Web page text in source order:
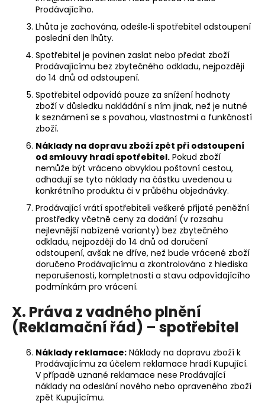
Prodávajícího.
Lhůta je zachována, odešle‑li spotřebitel odstoupení
poslední den lhůty.
Spotřebitel je povinen zaslat nebo předat zboží
Prodávajícímu bez zbytečného odkladu, nejpozději
do 14 dnů od odstoupení.
Spotřebitel odpovídá pouze za snížení hodnoty
zboží v důsledku nakládání s ním jinak, než je nutné
k seznámení se s povahou, vlastnostmi a funkčností
zboží.
Náklady na dopravu zboží zpět při odstoupení
od smlouvy hradí spotřebitel. Pokud zboží
nemůže být vráceno obvyklou poštovní cestou,
odhadují se tyto náklady na částku uvedenou u
konkrétního produktu či v průběhu objednávky.
Prodávající vrátí spotřebiteli veškeré přijaté peněžní
prostředky včetně ceny za dodání (v rozsahu
nejlevnější nabízené varianty) bez zbytečného
odkladu, nejpozději do 14 dnů od doručení
odstoupení, avšak ne dříve, než bude vrácené zboží
doručeno Prodávajícímu a zkontrolováno z hlediska
neporušenosti, kompletnosti a stavu odpovídajícího
podmínkám pro vrácení.
X. Práva z vadného plnění
(Reklamační řád) – spotřebitel
Náklady reklamace: Náklady na dopravu zboží k
Prodávajícímu za účelem reklamace hradí Kupující.
V případě uznané reklamace nese Prodávající
náklady na odeslání nového nebo opraveného zboží
zpět Kupujícímu.